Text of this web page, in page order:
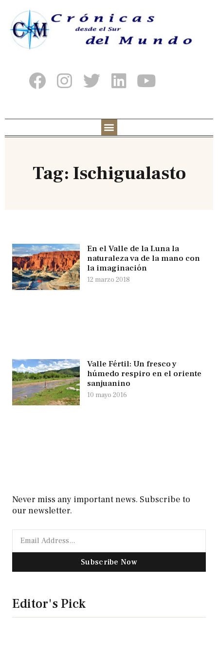
Tag: Ischigualasto
En el Valle de la Luna la
naturaleza va de la mano con
la imaginación
12 marzo 2018
Valle Fértil: Un fresco y
húmedo respiro en el oriente
sanjuanino
10 mayo 2016
Never miss any important news. Subscribe to
our newsletter.
Subscribe Now
Editor's Pick